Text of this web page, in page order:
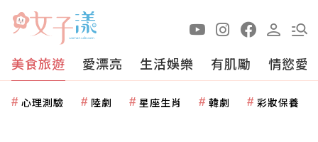
美食旅遊 愛漂亮 生活娛樂 有肌勵 情慾愛
心理測驗 陸劇 星座生肖 韓劇 彩妝保養